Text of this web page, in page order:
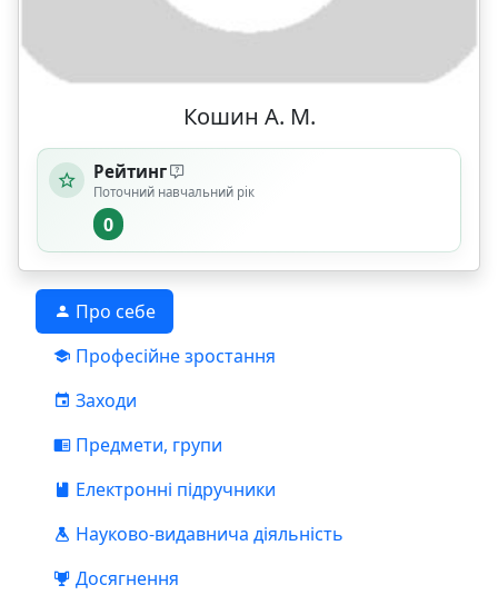
Кошин А. М.
Рейтинг
Поточний навчальний рік
0
Про себе
Професійне зростання
Заходи
Предмети, групи
Електронні підручники
Науково-видавнича діяльність
Досягнення